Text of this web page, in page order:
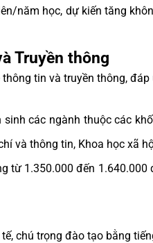
năm học, dự kiến tăng
Truyền thông
tin và truyền thông,
sinh các ngành thuộc các
và thông tin, Khoa học xã
từ 1.350.000 đến
chú trọng đào tạo bằng